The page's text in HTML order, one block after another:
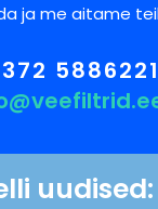
ja me aitame
uudised: